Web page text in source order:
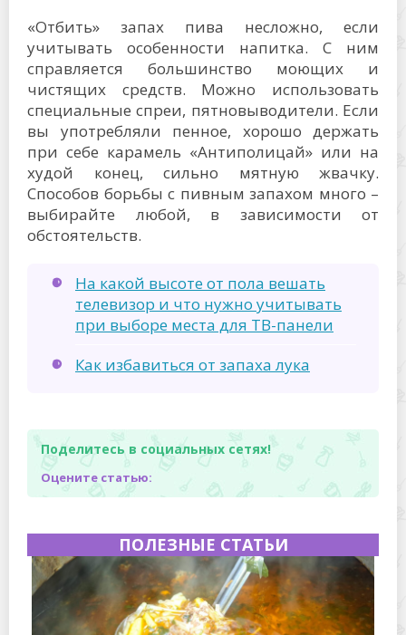
«Отбить» запах пива несложно, если
учитывать особенности напитка. С ним
справляется большинство моющих и
чистящих средств. Можно использовать
специальные спреи, пятновыводители. Если
вы употребляли пенное, хорошо держать
при себе карамель «Антиполицай» или на
худой конец, сильно мятную жвачку.
Способов борьбы с пивным запахом много –
выбирайте любой, в зависимости от
обстоятельств.
На какой высоте от пола вешать
телевизор и что нужно учитывать
при выборе места для ТВ-панели
Как избавиться от запаха лука
Поделитесь в социальных сетях!
Оцените статью:
ПОЛЕЗНЫЕ СТАТЬИ